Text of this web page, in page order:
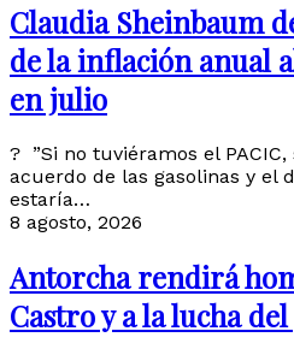
Claudia Sheinbaum
de la inflación anual
en julio
? ”Si no tuviéramos el
acuerdo de las gasolinas y el
estaría…
8 agosto, 2026
Antorcha rendirá
Castro y a la lucha